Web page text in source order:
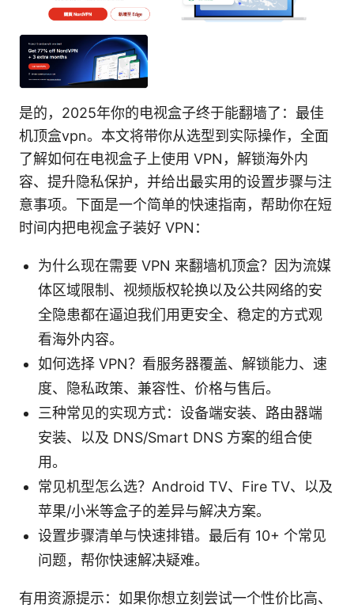
是的，2025年你的电视盒子终于能翻墙了：最佳
机顶盒vpn。本文将带你从选型到实际操作，全面
了解如何在电视盒子上使用 VPN，解锁海外内
容、提升隐私保护，并给出最实用的设置步骤与注
意事项。下面是一个简单的快速指南，帮助你在短
时间内把电视盒子装好 VPN：
为什么现在需要 VPN 来翻墙机顶盒？因为流媒
体区域限制、视频版权轮换以及公共网络的安
全隐患都在逼迫我们用更安全、稳定的方式观
看海外内容。
如何选择 VPN？看服务器覆盖、解锁能力、速
度、隐私政策、兼容性、价格与售后。
三种常见的实现方式：设备端安装、路由器端
安装、以及 DNS/Smart DNS 方案的组合使
用。
常见机型怎么选？Android TV、Fire TV、以及
苹果/小米等盒子的差异与解决方案。
设置步骤清单与快速排错。最后有 10+ 个常见
问题，帮你快速解决疑难。
有用资源提示：如果你想立刻尝试一个性价比高、